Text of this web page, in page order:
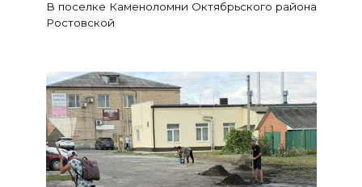
В поселке Каменоломни Октябрьского района
Ростовской